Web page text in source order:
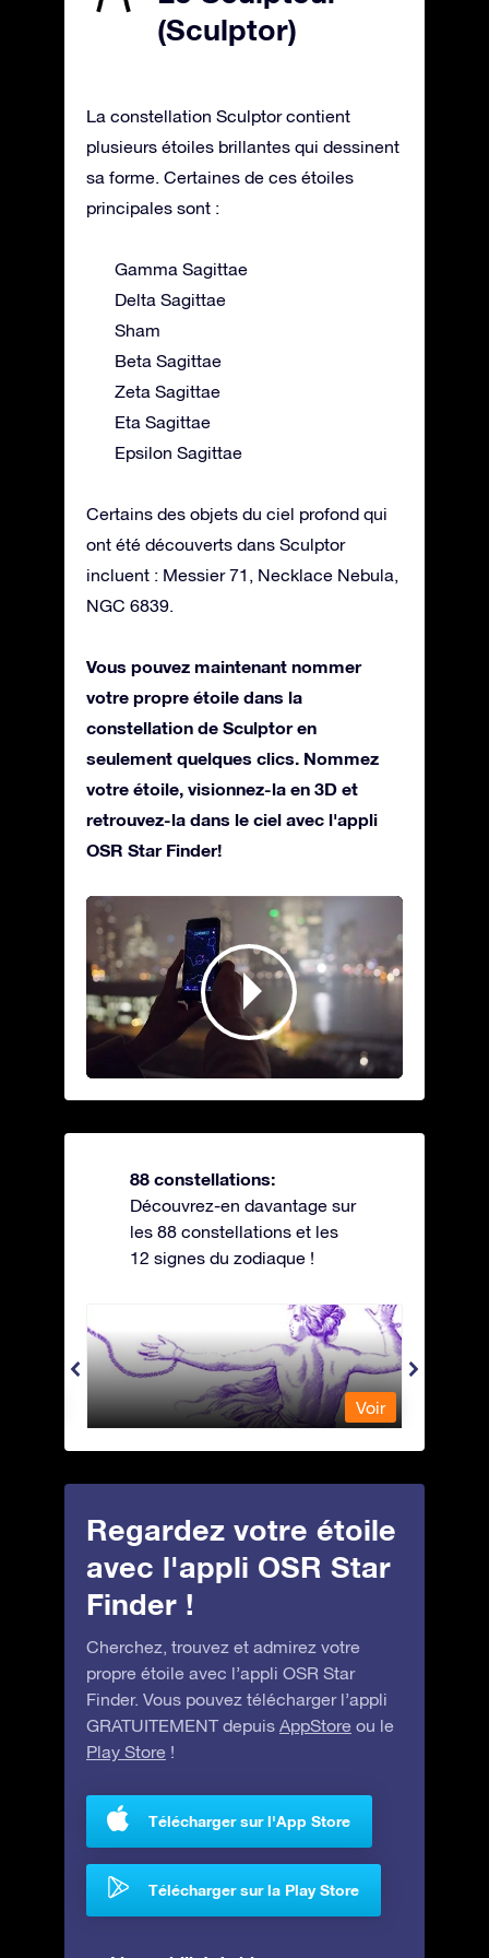
(Sculptor)
La constellation Sculptor contient
plusieurs étoiles brillantes qui dessinent
sa forme. Certaines de ces étoiles
principales sont :
Gamma Sagittae
Delta Sagittae
Sham
Beta Sagittae
Zeta Sagittae
Eta Sagittae
Epsilon Sagittae
Certains des objets du ciel profond qui
ont été découverts dans Sculptor
incluent : Messier 71, Necklace Nebula,
NGC 6839.
Vous pouvez maintenant nommer
votre propre étoile dans la
constellation de Sculptor en
seulement quelques clics. Nommez
votre étoile, visionnez-la en 3D et
retrouvez-la dans le ciel avec l'appli
OSR Star Finder!
88 constellations:
Découvrez-en davantage sur
les 88 constellations et les
12 signes du zodiaque !
Andromeda - Andromède
Voir
Regardez votre étoile
avec l'appli OSR Star
Finder !
Cherchez, trouvez et admirez votre
propre étoile avec l’appli OSR Star
Finder. Vous pouvez télécharger l’appli
GRATUITEMENT depuis AppStore ou le
Play Store !
Télécharger sur l'App Store
Télécharger sur la Play Store